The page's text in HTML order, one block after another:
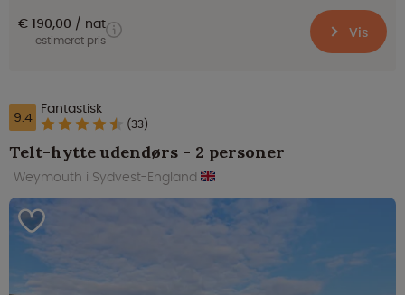
€ 190,00 nat
estimeret pris Vis
9.4 Fantastisk
(33)
Telt-hytte udendørs - 2 personer
Weymouth i Sydvest-England